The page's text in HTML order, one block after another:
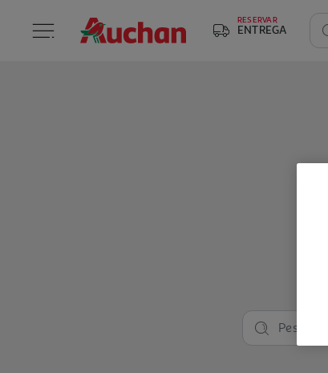
RESERVAR
ENTREGA